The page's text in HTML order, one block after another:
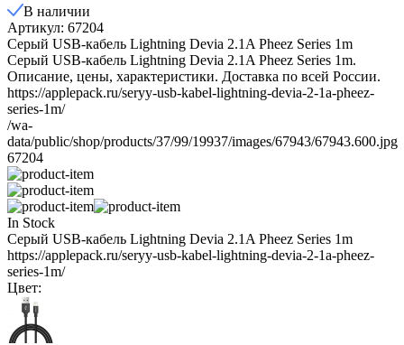
В наличии
Артикул: 67204
Серый USB-кабель Lightning Devia 2.1A Pheez Series 1m
Серый USB-кабель Lightning Devia 2.1A Pheez Series 1m.
Описание, цены, характеристики. Доставка по всей России.
https://applepack.ru/seryy-usb-kabel-lightning-devia-2-1a-pheez-
series-1m/
/wa-
data/public/shop/products/37/99/19937/images/67943/67943.600.jpg
67204
In Stock
Серый USB-кабель Lightning Devia 2.1A Pheez Series 1m
https://applepack.ru/seryy-usb-kabel-lightning-devia-2-1a-pheez-
series-1m/
Цвет: